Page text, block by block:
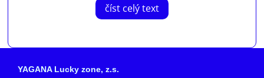
číst celý text
YAGANA Lucky zone, z.s.